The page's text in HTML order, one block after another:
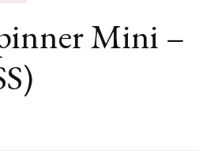
Mini –